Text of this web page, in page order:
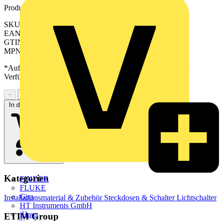
FINDER
FLUKE
Gira
HT Instruments GmbH
iHaus
Produktkennzeichen
SKU: GO101P
EAN: 4011377181649
GTIN: 4011377181649
MPN: GO 101 P
*Auf Anfrage verfügbar - bitte in den Warenkorb legen, um
Verfügbarkeit zu prüfen
−
In den Warenkorb
Kategorien
Installationsmaterial & Zubehör Steckdosen & SchalterLichtschalter
ETIM Group